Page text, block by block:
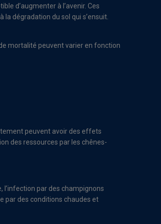
d’augmenter à l’avenir. Ces
dégradation du sol qui s’ensuit.
mortalité peuvent varier en fonction
peuvent avoir des effets
des ressources par les chênes-
par des champignons
par des conditions chaudes et